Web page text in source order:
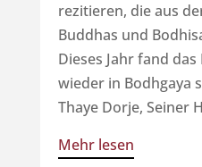
rezitieren, die aus
Buddhas und
Dieses Jahr fand
wieder in Bodhgaya
Thaye Dorje, Seiner
Mehr lesen